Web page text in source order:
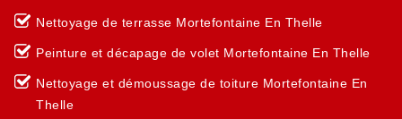
Nettoyage de terrasse Mortefontaine En Thelle
Peinture et décapage de volet Mortefontaine En Thelle
Nettoyage et démoussage de toiture Mortefontaine En
Thelle